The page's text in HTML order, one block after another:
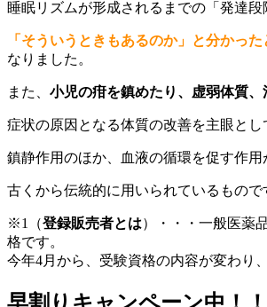
睡眠リズムが形成されるまでの「発達
「そういうときもあるのか」と分かっ
なりました。
また、 小児の疳を鎮めたり、虚弱体質
症状の原因となる体質の改善を主眼と
鎮静作用のほか、血液の循環を促す作
古くから伝統的に用いられているもの
※1（登録販売者とは）・・・一般医薬
格です。
今年4月から、受験資格の内容が変わり
早割りキャンペーン中！！